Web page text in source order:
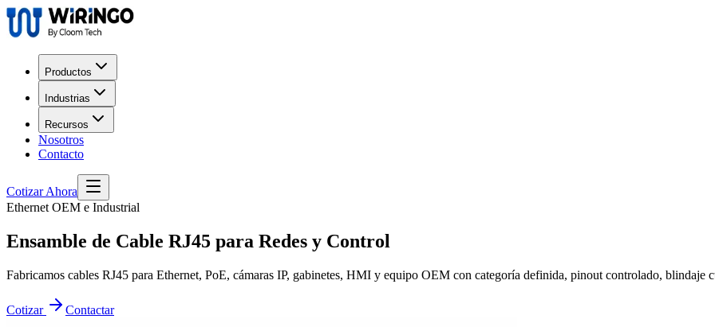
Productos
Industrias
Recursos
Nosotros
Contacto
Cotizar Ahora
Ethernet OEM e Industrial
Ensamble de Cable RJ45 para Redes y Control
Fabricamos cables RJ45 para Ethernet, PoE, cámaras IP, gabinetes, HMI y equipo OEM con categoría definida, pinout controlado, blindaje
Cotizar Contactar